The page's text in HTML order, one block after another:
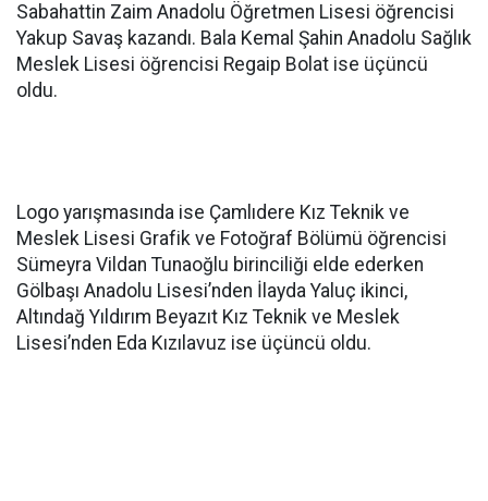
Sabahattin Zaim Anadolu Öğretmen Lisesi öğrencisi
Yakup Savaş kazandı. Bala Kemal Şahin Anadolu Sağlık
Meslek Lisesi öğrencisi Regaip Bolat ise üçüncü
oldu.
Logo yarışmasında ise Çamlıdere Kız Teknik ve
Meslek Lisesi Grafik ve Fotoğraf Bölümü öğrencisi
Sümeyra Vildan Tunaoğlu birinciliği elde ederken
Gölbaşı Anadolu Lisesi’nden İlayda Yaluç ikinci,
Altındağ Yıldırım Beyazıt Kız Teknik ve Meslek
Lisesi’nden Eda Kızılavuz ise üçüncü oldu.